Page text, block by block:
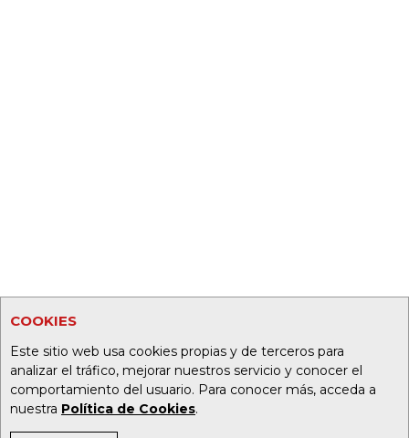
COOKIES
Este sitio web usa cookies propias y de terceros para
analizar el tráfico, mejorar nuestros servicio y conocer el
comportamiento del usuario. Para conocer más, acceda a
nuestra Política de Cookies.